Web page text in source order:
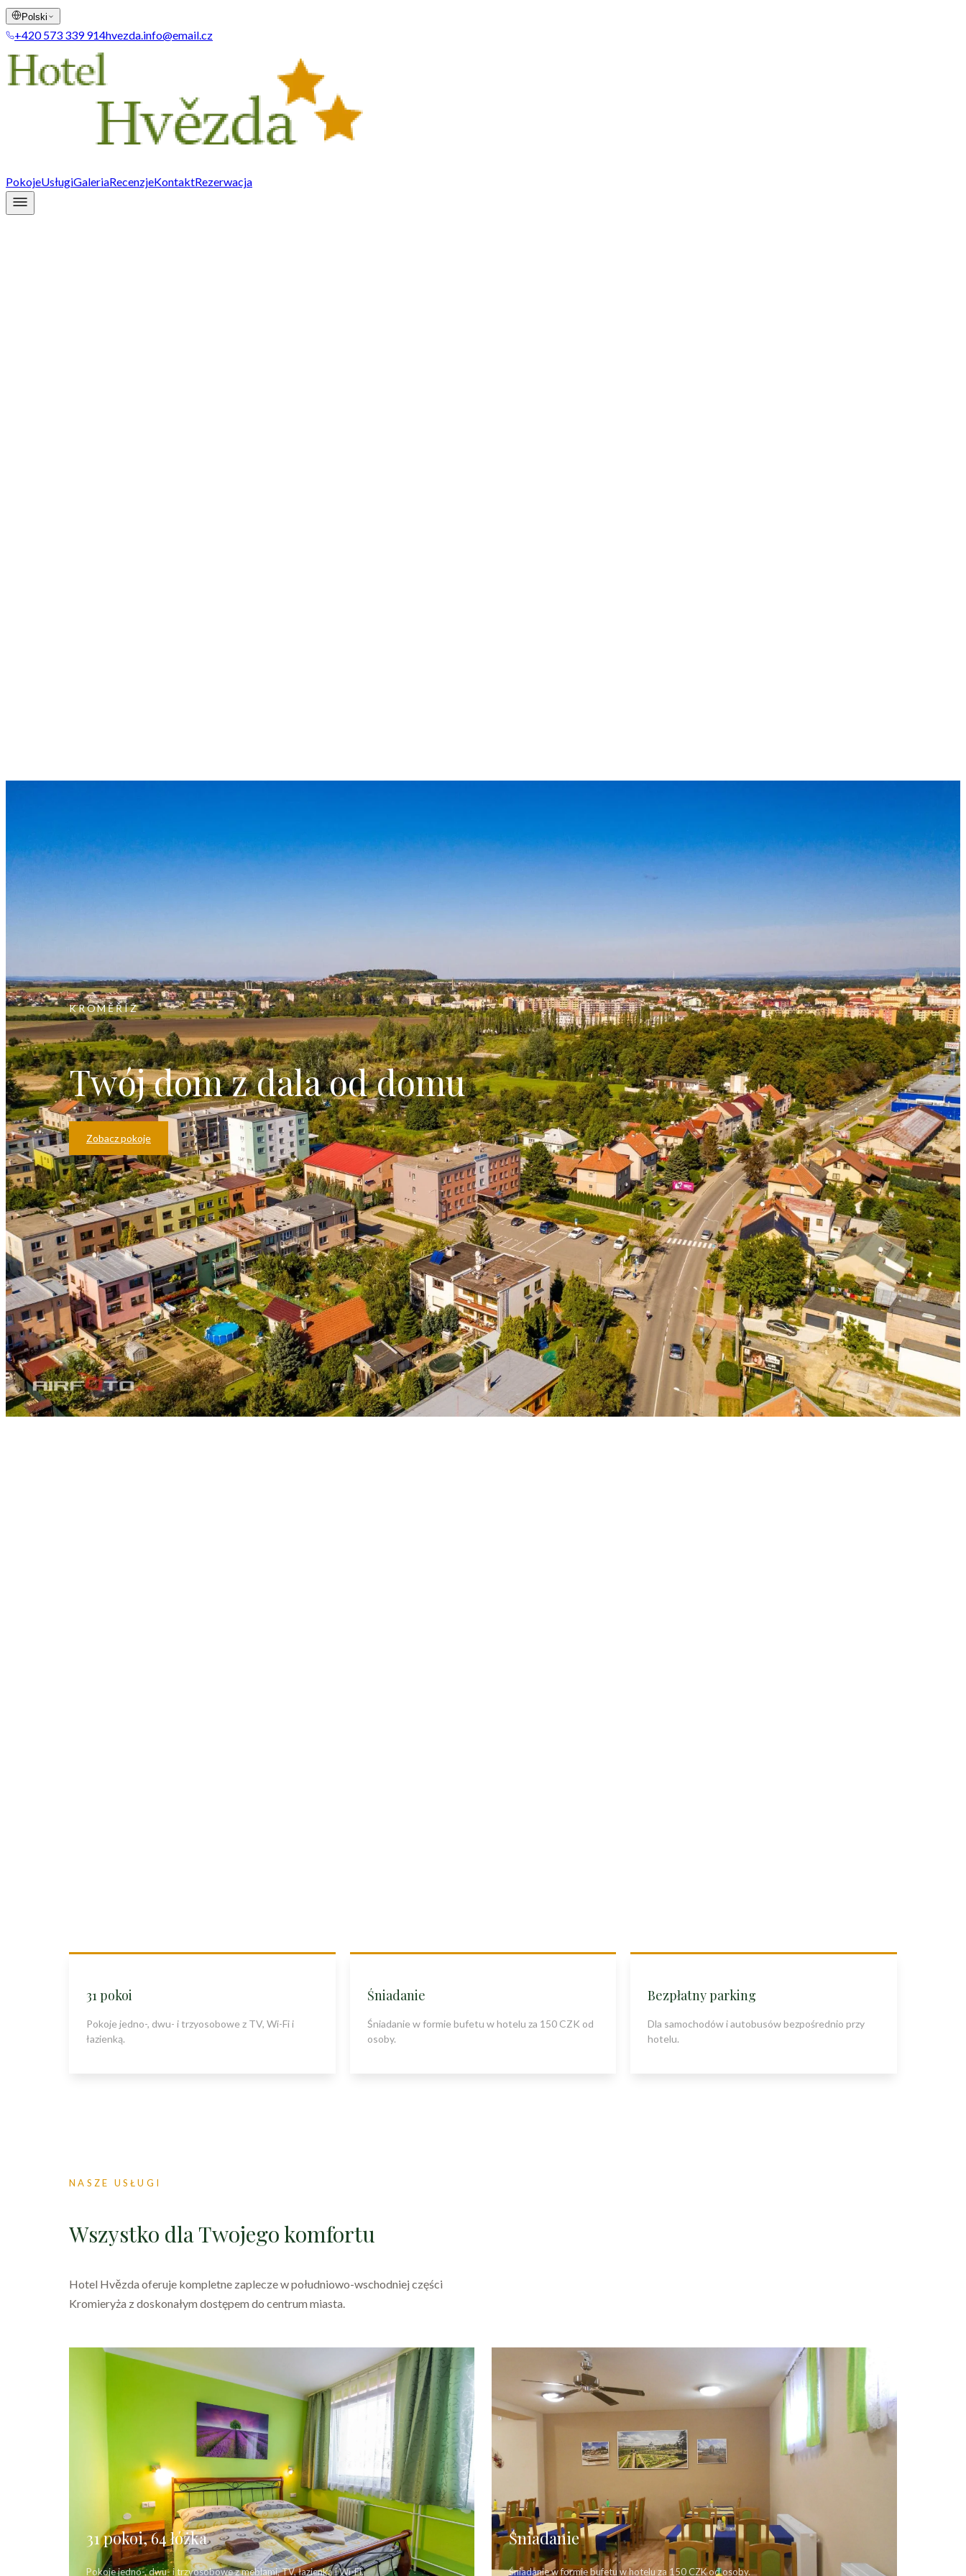
Polski
+420 573 339 914hvezda.info@email.cz
PokojeUsługiGaleriaRecenzjeKontaktRezerwacja
KROMĚŘÍŽ
Twój dom z dala od domu
Zobacz pokoje
31 pokoi
Pokoje jedno-, dwu- i trzyosobowe z TV, Wi-Fi i
łazienką.
Śniadanie
Śniadanie w formie bufetu w hotelu za 150 CZK od
osoby.
Bezpłatny parking
Dla samochodów i autobusów bezpośrednio przy
hotelu.
NASZE USŁUGI
Wszystko dla Twojego komfortu
Hotel Hvězda oferuje kompletne zaplecze w południowo-wschodniej części
Kromieryża z doskonałym dostępem do centrum miasta.
31 pokoi, 64 łóżka
Pokoje jedno-, dwu- i trzyosobowe z meblami, TV, łazienką i Wi-Fi.
Śniadanie
Śniadanie w formie bufetu w hotelu za 150 CZK od osoby.